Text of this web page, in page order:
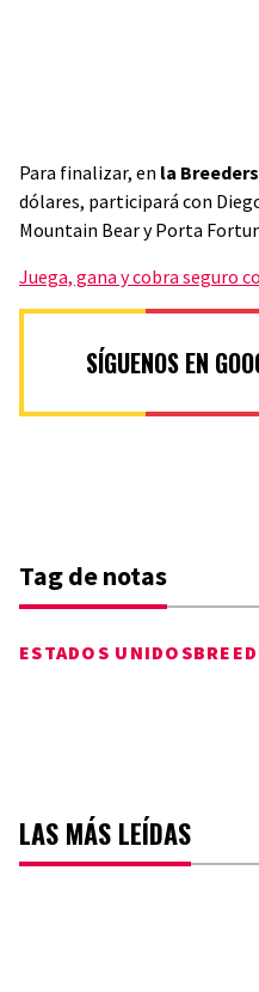
Para finalizar, en la
dólares, participará con
Mountain Bear y Porta
Juega, gana y cobra seguro
SÍGUENOS EN
Tag de notas
ESTADOS UNIDOS
LAS MÁS LEÍDAS